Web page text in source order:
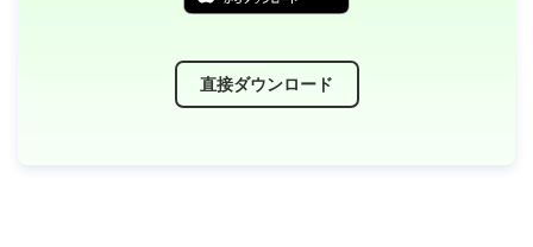
直接ダウンロード